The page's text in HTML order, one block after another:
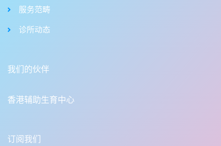
服务范畴
诊所动态
我们的伙伴
香港辅助生育中心
订阅我们